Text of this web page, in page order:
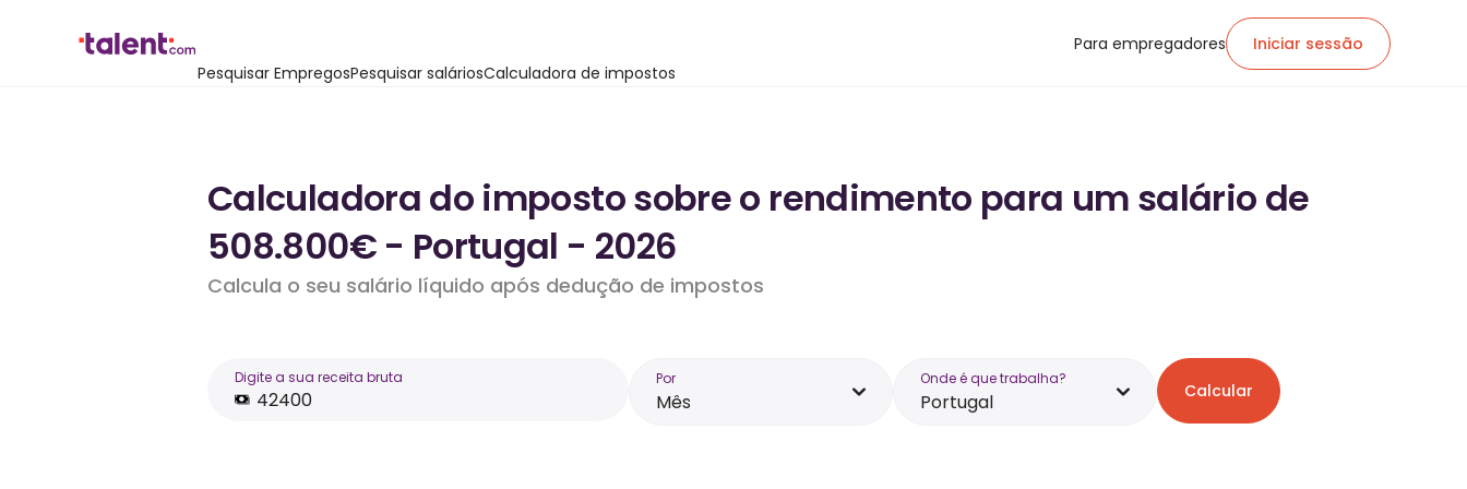
Pesquisar EmpregosPesquisar saláriosCalculadora de impostos
Para empregadores Iniciar sessão
Calculadora do imposto sobre o rendimento para um salário de
508.800€ - Portugal - 2026
Calcula o seu salário líquido após dedução de impostos
Digite a sua receita bruta Por
Mês
Onde é que trabalha?
Portugal Calcular